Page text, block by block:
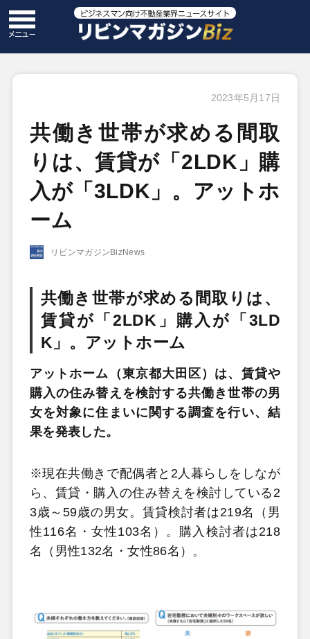
2023年5月17日
共働き世帯が求める間取
りは、賃貸が「2LDK」購
入が「3LDK」。アットホ
ーム
リビンマガジンBizNews
共働き世帯が求める間取りは、
賃貸が「2LDK」購入が「3LD
K」。アットホーム
アットホーム（東京都大田区）は、賃貸や
購入の住み替えを検討する共働き世帯の男
女を対象に住まいに関する調査を行い、結
果を発表した。
※現在共働きで配偶者と2人暮らしをしなが
ら、賃貸・購入の住み替えを検討している2
3歳～59歳の男女。賃貸検討者は219名（男
性116名・女性103名）。購入検討者は218
名（男性132名・女性86名）。